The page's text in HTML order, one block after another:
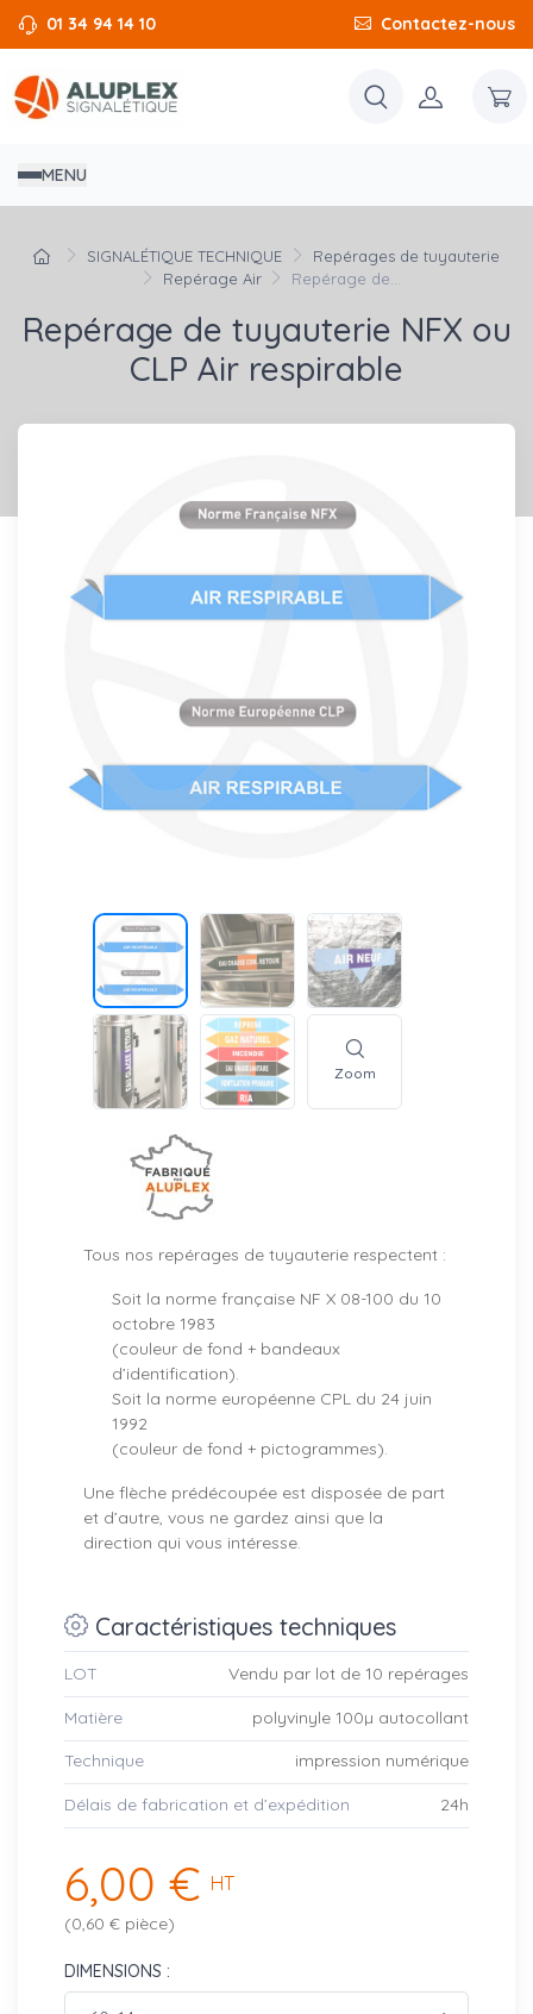
01 34 94 14 10 Contactez-nous
MENU
SIGNALÉTIQUE TECHNIQUE
Repérages de tuyauterie
Repérage Air
Repérage de...
Repérage de tuyauterie NFX ou
CLP Air respirable
Zoom
Tous nos repérages de tuyauterie respectent :
Soit la norme française NF X 08-100 du 10
octobre 1983
(couleur de fond + bandeaux
d’identification).
Soit la norme européenne CPL du 24 juin
1992
(couleur de fond + pictogrammes).
Une flèche prédécoupée est disposée de part
et d’autre, vous ne gardez ainsi que la
direction qui vous intéresse.
Caractéristiques techniques
LOT Vendu par lot de 10 repérages
Matière polyvinyle 100µ autocollant
Technique impression numérique
Délais de fabrication et d’expédition 24h
6,00 € HT
(0,60 € pièce)
DIMENSIONS :